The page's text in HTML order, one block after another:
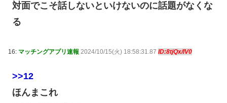
対面でこそ話しないといけないのに話題がなくな
る
16: マッチングアプリ速報 2024/10/15(火) 18:58:31.87 ID:8tjQx/IV0
>>12
ほんまこれ